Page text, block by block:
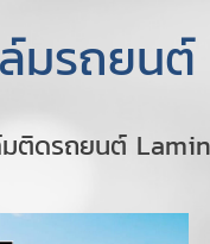
มรถยน
ติดรถยนต์